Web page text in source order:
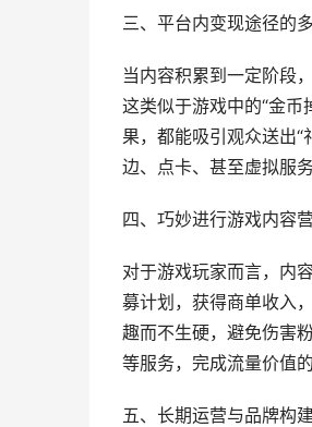
三、平台内变现途径的
当内容积累到一定阶段
这类似于游戏中的“金
果，都能吸引观众送出“
边、点卡、甚至虚拟服
四、巧妙进行游戏内容
对于游戏玩家而言，内
募计划，获得商单收入
趣而不生硬，避免伤害
等服务，完成流量价值
五、长期运营与品牌构